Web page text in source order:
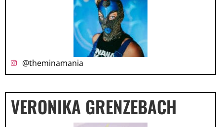
@theminamania
VERONIKA GRENZEBACH